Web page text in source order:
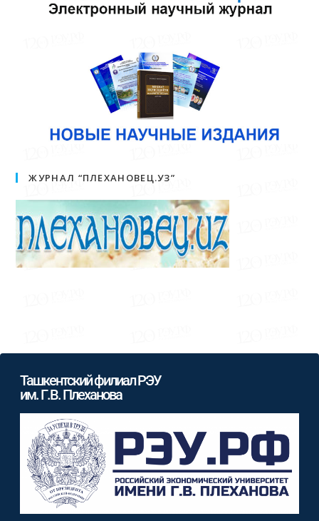
ЖУРНАЛ “ПЛЕХАНОВЕЦ.УЗ”
Ташкентский филиал РЭУ
им. Г.В. Плеханова